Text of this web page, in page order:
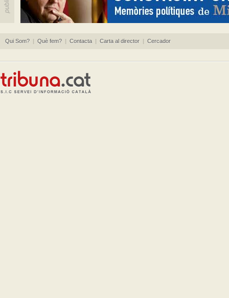
Qui Som? | Què fem? | Contacta | Carta al director | Cercador